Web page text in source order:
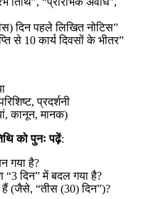
दिन पहले लिखित नोटिस”
से 10 कार्य दिवसों के भीतर”
प्रदर्शनी
कानून, मानक)
को पुनः पढ़ें:
गया है?
“3 दिन” में बदल गया है?
(जैसे, “तीस (30) दिन”)?